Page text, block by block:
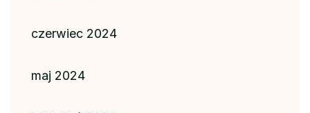
czerwiec 2024
maj 2024